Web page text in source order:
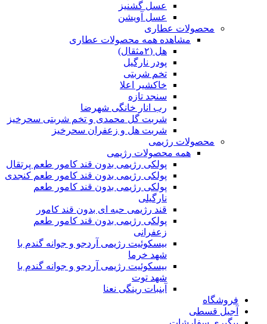
عسل گشنیز
عسل آویشن
محصولات عطاری
مشاهده همه محصولات عطاری
هل (۲مثقال)
پودر نارگیل
تخم شربتی
خاکشیر اعلا
سنجد تازه
رب انار خانگی شهرضا
شربت گل محمدی و تخم شربتی سحرخیز
شربت هل و زعفران سحرخیز
محصولات رژیمی
همه محصولات رژیمی
پولکی رژیمی بدون قند کامور طعم پرتقال
پولکی رژیمی بدون قند کامور طعم کنجدی
پولکی رژیمی بدون قند کامور طعم
نارگیلی
قند رژیمی حبه ای بدون قند کامور
پولکی رژیمی بدون قند کامور طعم
زعفرانی
بيسکوئيت رژیمی آردجو و جوانه گندم با
شهد خرما
بيسکوئيت رژیمی آردجو و جوانه گندم با
شهد توت
آبنبات رینگی نعنا
فروشگاه
آجیل قسطی